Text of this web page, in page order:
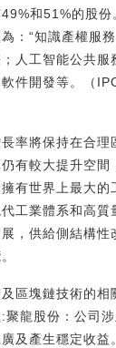
和51%的股份
：“知識產權服
人工智能公共服
件開發等。（
率將保持在合理
有較大提升空間
有世界上最大的
工業體系和高質
，供給側結構性
區塊鏈技術的相
龍股份：公司
及產生穩定收